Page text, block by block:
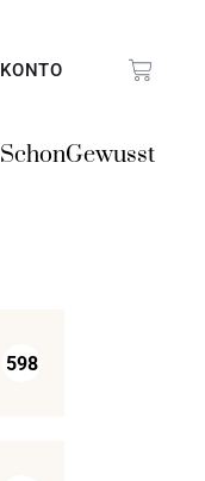
KONTO
SchonGewusst
598